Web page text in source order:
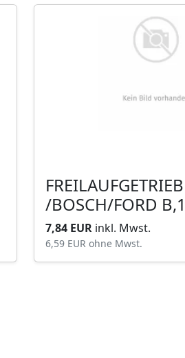
/BOSCH/FORD
7,84 EUR inkl. Mwst.
6,59 EUR ohne Mwst.